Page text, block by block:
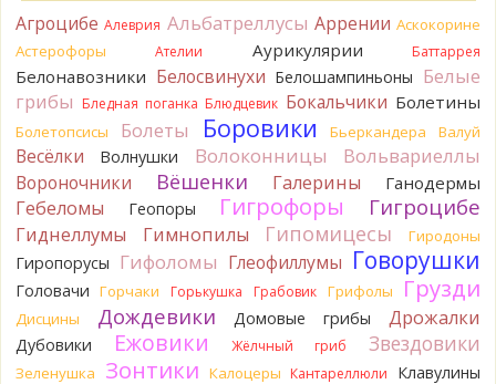
хорошо было бы упорядочить это с вашим участием.
Разные грибы нужно разнести по разным вопросам!
BorisM Однозначно польский!
BorisM
Николай, дайте уточнение насчёт изменения
цвета гриба на срезе. Без этой информации до конца
сложно выбрать между жёлтым и собачьим груздями!
BorisM Очевидный подберезовик!
13 часов назад
Verona Рядовка скученная.
1 день назад
Юрий
Только сосны. Любит молодняк и растёт ещё по
Агроцибе Алеврия Альбатреллусы Аррении Аскокорине
Астерофоры
Ателии Аурикулярии Баттаррея
Белонавозники Белосвинухи Белошампиньоны Белые
грибы Бледная поганка Блюдцевик Бокальчики Болетины
Болетопсисы Болеты Боровики Бьеркандера Валуй
Весёлки Волнушки Волоконницы Вольвариеллы
Вороночники Вёшенки Галерины Ганодермы
Гебеломы Геопоры Гигрофоры Гигроцибе
Гиднеллумы Гимнопилы Гипомицесы Гиродоны
Гиропорусы Гифоломы Глеофиллумы Говорушки
Головачи Горчаки Горькушка Грабовик Грифолы Грузди
Дисцины Дождевики Домовые грибы Дрожалки
Дубовики Ежовики Жёлчный гриб Звездовики
Зеленушка Зонтики Калоцеры Кантареллюли
Клавулины